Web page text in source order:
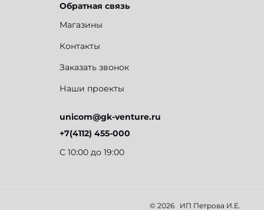
Обратная связь
Магазины
Контакты
Заказать звонок
Наши проекты
unicom@gk-venture.ru
+7(4112) 455-000
С 10:00 до 19:00
© 2026 ИП Петрова И.Е.